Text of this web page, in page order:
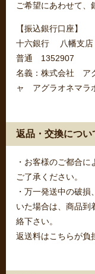
ご希望にあわせて、
【振込銀行口座】
十六銀行 八幡支店
普通 1352907
名義：株式会社 ア
ャ アグラオネマラ
返品・交換につい
・お客様のご都合
ご了承ください。
・万一発送中の破
いた場合は、商品到
絡下さい。
返送料はこちらが負